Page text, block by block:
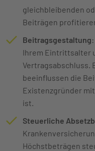
gleichbleibenden
Beiträgen
Beitragsgestaltung
Ihrem Eintrittsalter
Vertragsabschluss.
beeinflussen die
Existenzgründer
ist.
Steuerliche
Höchstbeträgen